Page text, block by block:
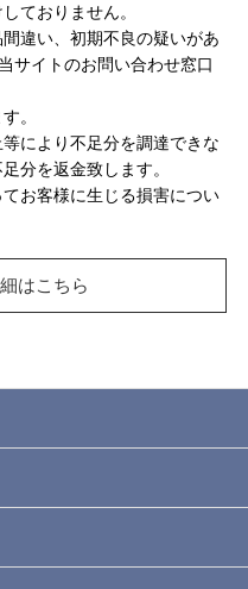
ておりません。
違い、初期不良の疑いがあ
サイトのお問い合わせ窓口
。
により不足分を調達できな
分を返金致します。
お客様に生じる損害につい
はこちら